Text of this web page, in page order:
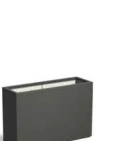
AUSFÜHRUNG WÄHLEN
PRODUKT
WEIST